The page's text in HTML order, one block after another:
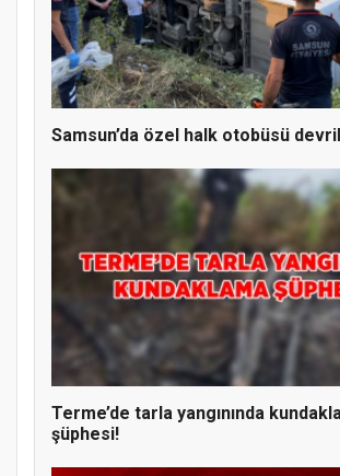
YENİ PARTİ TERME İLÇE
ÜYE KATILIM PROGRAMI
Samsun’da özel halk otobüsü
Terme’de tarla yangınında
şüphesi!